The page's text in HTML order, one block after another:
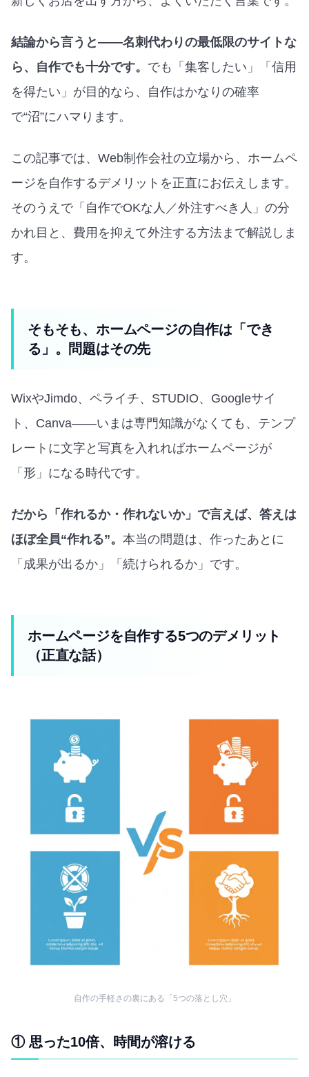
結論から言うと——名刺代わりの最低限のサイトな
ら、自作でも十分です。 でも「集客したい」「信用
を得たい」が目的なら、自作はかなりの確率
で“沼”にハマります。
この記事では、Web制作会社の立場から、ホームペ
ージを自作するデメリットを正直にお伝えします。
そのうえで「自作でOKな人／外注すべき人」の分
かれ目と、費用を抑えて外注する方法まで解説しま
す。
そもそも、ホームページの自作は「でき
る」。問題はその先
WixやJimdo、ペライチ、STUDIO、Googleサイ
ト、Canva——いまは専門知識がなくても、テンプ
レートに文字と写真を入れればホームページが
「形」になる時代です。
だから「作れるか・作れないか」で言えば、答えは
ほぼ全員“作れる”。 本当の問題は、作ったあとに
「成果が出るか」「続けられるか」です。
ホームページを自作する5つのデメリット
（正直な話）
自作の手軽さの裏にある「5つの落とし穴」
① 思った10倍、時間が溶ける